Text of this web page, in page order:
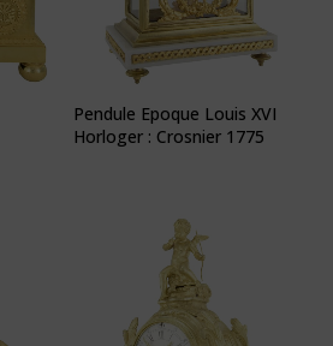
Pendule Epoque Louis XVI
Horloger : Crosnier 1775